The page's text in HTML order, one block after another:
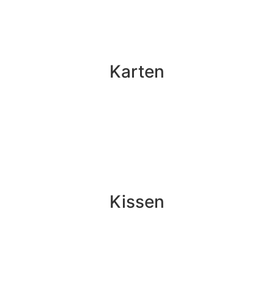
Karten
Kissen